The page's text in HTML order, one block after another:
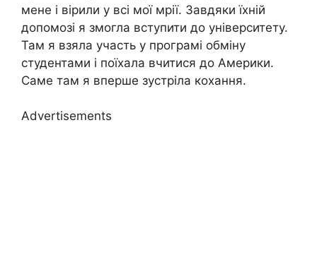
мене і вірили у всі мої мрії. Завдяки їхній
допомозі я змогла вступити до університету.
Там я взяла участь у програмі обміну
студентами і поїхала вчитися до Америки.
Саме там я вперше зустріла кохання.
Advertisements